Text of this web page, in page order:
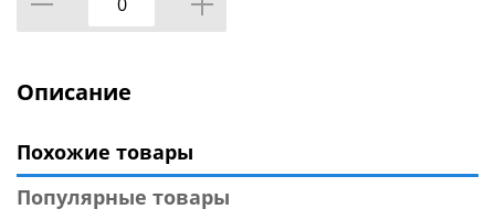
Описание
Похожие товары
Популярные товары